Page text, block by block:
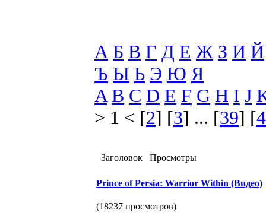
А Б В Г Д Е Ж З И Й
Ъ Ы Ь Э Ю Я
A B C D E F G H I J
> 1 < [2] [3] ... [39] [
Заголовок Просмотры
Prince of Persia: Warrior Within (Видео)
(18237 просмотров)